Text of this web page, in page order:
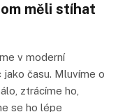
měli stíhat
v moderní
času. Mluvíme o
ztrácíme ho,
se ho lépe